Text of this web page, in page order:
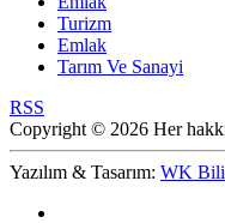
Turizm
Emlak
Tarım Ve Sanayi
RSS
Copyright © 2026 Her hakkı
Yazılım & Tasarım: WK